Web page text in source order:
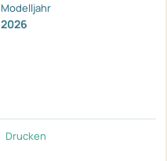
Modelljahr
2026
Drucken